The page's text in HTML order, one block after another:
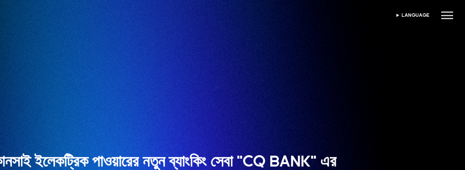
ভাষা নির্বাচন করুন
LANGUAGE
ইলেকট্রিক পাওয়ারের নতুন ব্যাংকিং সেবা "CQ BANK" এর